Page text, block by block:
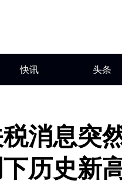
快讯 头条
消息突
历史新